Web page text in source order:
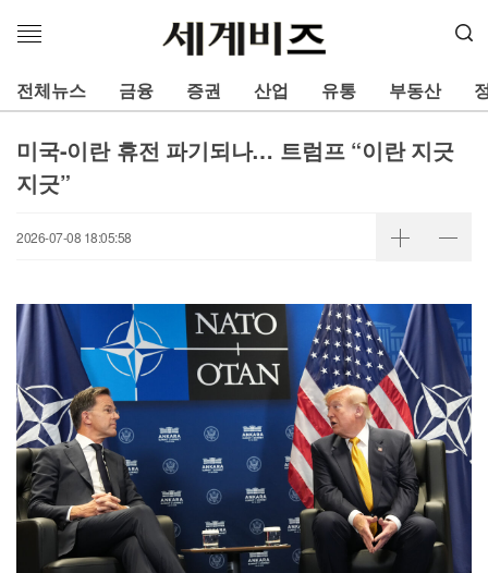
메
열
기
전체뉴스 금융 증권 산업 유통 부동산
미국-이란 휴전 파기되나… 트럼프 “이란 지긋
지긋”
2026-07-08 18:05:58